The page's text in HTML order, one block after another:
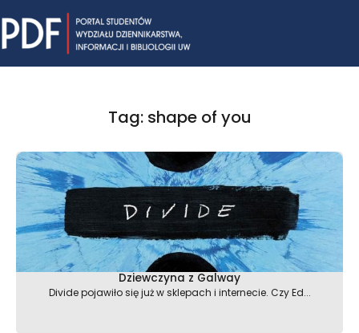
to
content
Tag: shape of you
Dziewczyna z Galway
Divide pojawiło się już w sklepach i internecie. Czy Ed...